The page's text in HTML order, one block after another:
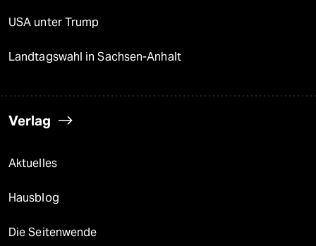
USA unter Trump
Landtagswahl in Sachsen-Anhalt
Verlag
Aktuelles
Hausblog
Die Seitenwende